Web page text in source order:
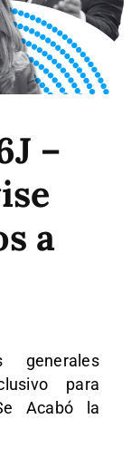
–
a
generales
para
Acabó la